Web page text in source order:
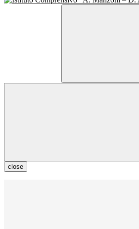
close